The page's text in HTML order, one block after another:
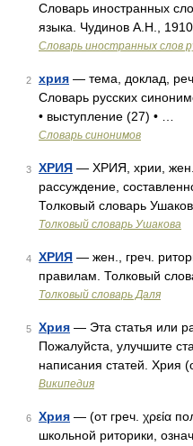
Словарь иностранных
языка. Чудинов А.Н.,
Словарь иностранных слов
2 хрия — тема, доклад,
Словарь русских
• выступление (27) • …
Словарь синонимов
3 ХРИЯ — ХРИЯ, хрии, жен.
рассуждение,
Толковый словарь
Толковый словарь Ушакова
4 ХРИЯ — жен., греч.
правилам. Толковый
Толковый словарь Даля
5 Хрия — Эта статья или
Пожалуйста, улучшите
написания статей. Хрия
Википедия
6 Хрия — (от греч. χρεία
школьной риторики,